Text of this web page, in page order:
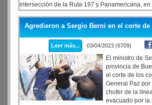
intersección de la Ruta 197 y Panamericana,
de los puentes La Noria y Saavedra, y en
Autopista La Plata-Buenos Aires
Agredieron a Sergio Berni en el corte
Leer más... 03/04/2023 (6709)
El ministro de
provincia de
el corte de los
General Paz por
chofer de la
evacuado por la